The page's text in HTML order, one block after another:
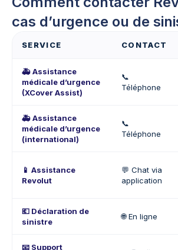
cas d’urgence ou de
SERVICE CONTACT
🚑 Assistance
médicale d’urgence
(XCover Assist)
📞
Téléphone
🚑 Assistance
médicale d’urgence
(international)
📞
Téléphone
📱 Assistance
Revolut
💬 Chat via
application
💶 Déclaration de
sinistre
🌐 En ligne
📧 Support